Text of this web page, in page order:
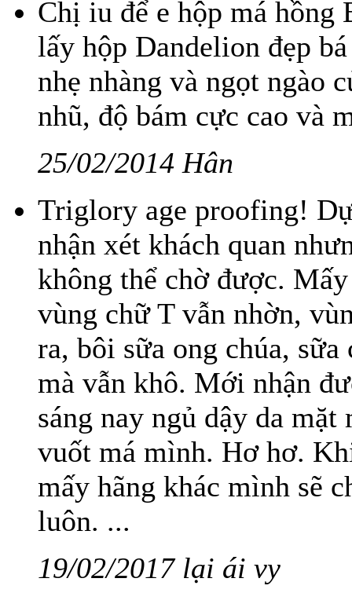
Chị iu để e hộp má hồng
lấy hộp Dandelion đẹp
nhẹ nhàng và ngọt ngào
nhũ, độ bám cực cao và
25/02/2014 Hân
Triglory age proofing!
nhận xét khách quan
không thể chờ được.
vùng chữ T vẫn nhờn,
ra, bôi sữa ong chúa,
mà vẫn khô. Mới nhận
sáng nay ngủ dậy da
vuốt má mình. Hơ hơ.
mấy hãng khác mình sẽ
luôn. ...
19/02/2017 lại ái vy